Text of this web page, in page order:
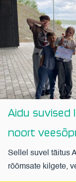
Aidu suvised
noort
Sellel suvel täitus
rõõmsate kilgete,